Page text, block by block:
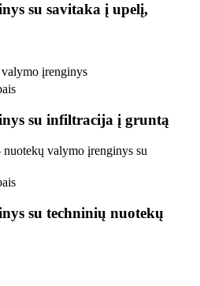
su savitaka į upelį,
su infiltracija į gruntą
su techninių nuotekų